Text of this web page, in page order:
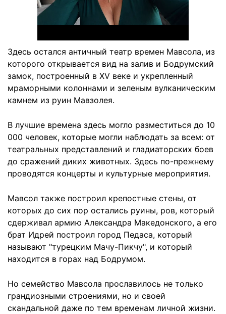
Здесь остался античный театр времен Мавсола, из
которого открывается вид на залив и Бодрумский
замок, построенный в XV веке и укрепленный
мраморными колоннами и зеленым вулканическим
камнем из руин Мавзолея.
В лучшие времена здесь могло разместиться до 10
000 человек, которые могли наблюдать за всем: от
театральных представлений и гладиаторских боев
до сражений диких животных. Здесь по-прежнему
проводятся концерты и культурные мероприятия.
Мавсол также построил крепостные стены, от
которых до сих пор остались руины, ров, который
сдерживал армию Александра Македонского, а его
брат Идрей построил город Педаса, который
называют "турецким Мачу-Пикчу", и который
находится в горах над Бодрумом.
Но семейство Мавсола прославилось не только
грандиозными строениями, но и своей
скандальной даже по тем временам личной жизни.